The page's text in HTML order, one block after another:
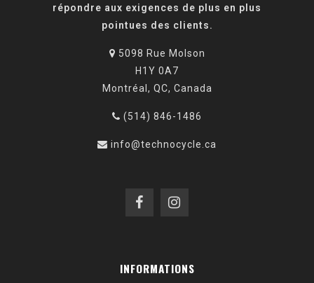
répondre aux exigences de plus en plus
pointues des clients.
5098 Rue Molson
H1Y 0A7
Montréal, QC, Canada
(514) 846-1486
info@technocycle.ca
INFORMATIONS